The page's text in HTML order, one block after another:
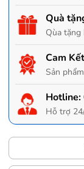
Quà
Qùa
Cam
Sản
Hotline:
Hỗ trợ